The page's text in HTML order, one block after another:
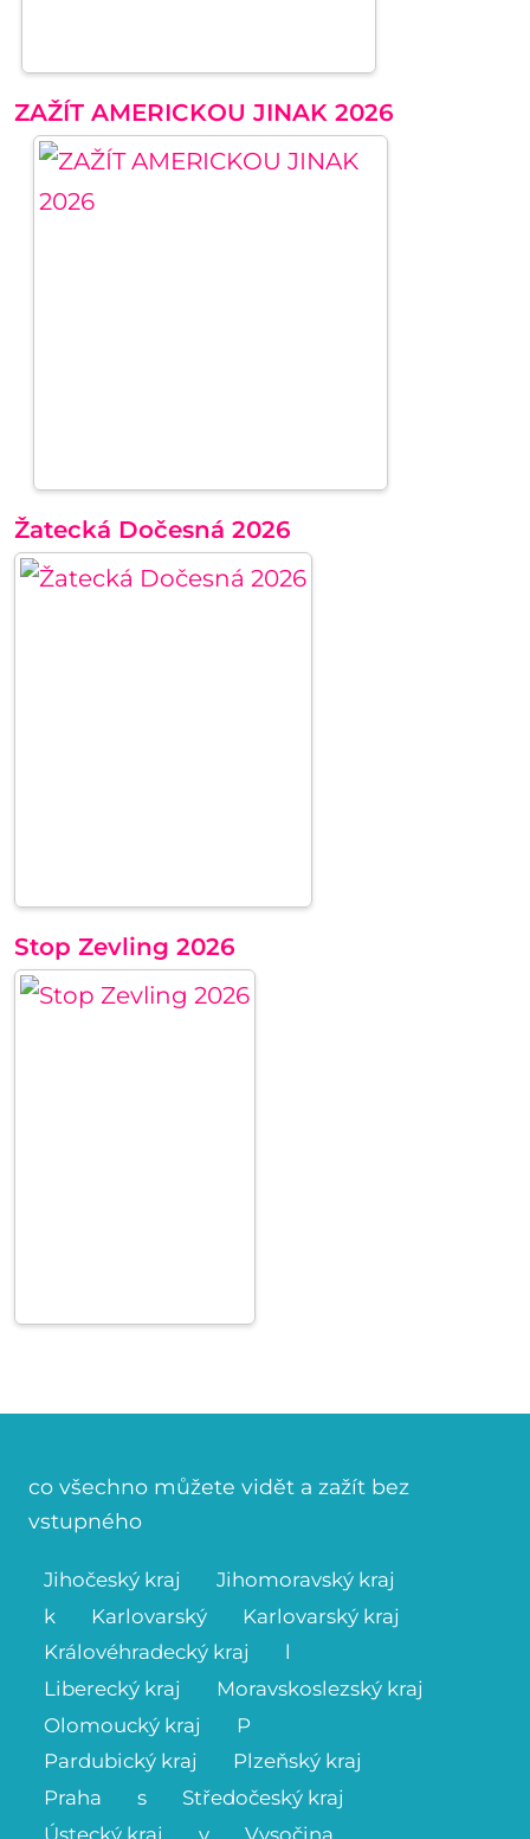
ZAŽÍT AMERICKOU JINAK 2026
Žatecká Dočesná 2026
Stop Zevling 2026
co všechno můžete vidět a zažít bez
vstupného
Jihočeský kraj
Jihomoravský kraj
k
Karlovarský
Karlovarský kraj
Královéhradecký kraj
l
Liberecký kraj
Moravskoslezský kraj
Olomoucký kraj
P
Pardubický kraj
Plzeňský kraj
Praha
s
Středočeský kraj
Ústecký kraj
v Vysočina